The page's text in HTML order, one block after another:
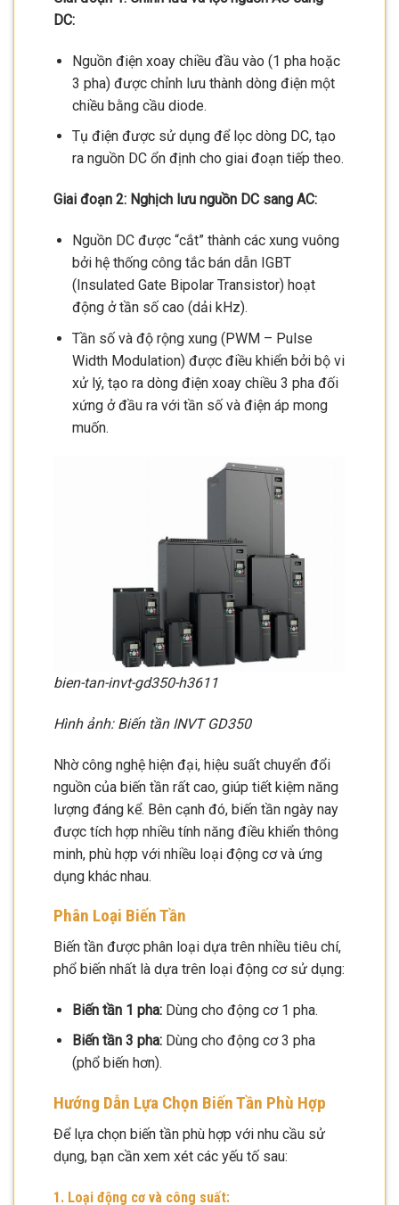
DC:
Nguồn điện xoay chiều đầu vào (1 pha hoặc
3 pha) được chỉnh lưu thành dòng điện một
chiều bằng cầu diode.
Tụ điện được sử dụng để lọc dòng DC, tạo
ra nguồn DC ổn định cho giai đoạn tiếp theo.
Giai đoạn 2: Nghịch lưu nguồn DC sang AC:
Nguồn DC được “cắt” thành các xung vuông
bởi hệ thống công tắc bán dẫn IGBT
(Insulated Gate Bipolar Transistor) hoạt
động ở tần số cao (dải kHz).
Tần số và độ rộng xung (PWM – Pulse
Width Modulation) được điều khiển bởi bộ vi
xử lý, tạo ra dòng điện xoay chiều 3 pha đối
xứng ở đầu ra với tần số và điện áp mong
muốn.
bien-tan-invt-gd350-h3611
Hình ảnh: Biến tần INVT GD350
Nhờ công nghệ hiện đại, hiệu suất chuyển đổi
nguồn của biến tần rất cao, giúp tiết kiệm năng
lượng đáng kể. Bên cạnh đó, biến tần ngày nay
được tích hợp nhiều tính năng điều khiển thông
minh, phù hợp với nhiều loại động cơ và ứng
dụng khác nhau.
Phân Loại Biến Tần
Biến tần được phân loại dựa trên nhiều tiêu chí,
phổ biến nhất là dựa trên loại động cơ sử dụng:
Biến tần 1 pha:Dùng cho động cơ 1 pha.
Biến tần 3 pha:Dùng cho động cơ 3 pha
(phổ biến hơn).
Hướng Dẫn Lựa Chọn Biến Tần Phù Hợp
Để lựa chọn biến tần phù hợp với nhu cầu sử
dụng, bạn cần xem xét các yếu tố sau:
1. Loại động cơ và công suất: